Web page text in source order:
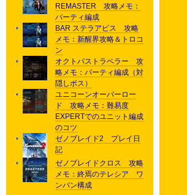
REMASTER 攻略メモ：
パーティ編成
BAR ステラアビス 攻略
メモ：新醒界攻略＆トロコ
ン
オクトパストラベラー 攻
略メモ：パーティ編成（対
隠しボス）
ユニコーンオーバーロー
ド 攻略メモ：難易度
EXPERTでのユニット編成
のコツ
ゼノブレイド2 プレイ日
記
ゼノブレイドクロス 攻略
メモ：終焉のテレシア ワ
ンパン構成